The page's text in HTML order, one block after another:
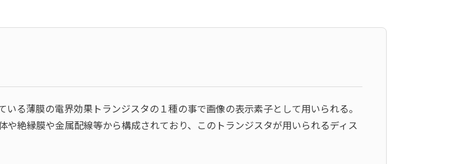
る薄膜の電界効果トランジスタの１種の事で画像の表示素子として用いられる。
絶縁膜や金属配線等から構成されており、このトランジスタが用いられるディス